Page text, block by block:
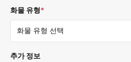
화물 유형*
추가 정보